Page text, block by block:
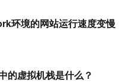
环境的网站运行速度变慢
的虚拟机栈是什么？